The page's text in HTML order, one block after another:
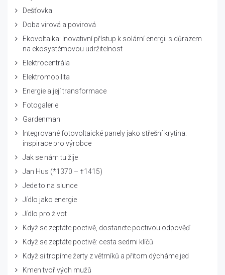
Dešťovka
Doba virová a povirová
Ekovoltaika: Inovativní přístup k solární energii s důrazem
na ekosystémovou udržitelnost
Elektrocentrála
Elektromobilita
Energie a její transformace
Fotogalerie
Gardenman
Integrované fotovoltaické panely jako střešní krytina:
inspirace pro výrobce
Jak se nám tu žije
Jan Hus (*1370 – †1415)
Jede to na slunce
Jídlo jako energie
Jídlo pro život
Když se zeptáte poctivě, dostanete poctivou odpověď
Když se zeptáte poctivě: cesta sedmi klíčů
Když si tropíme žerty z větrníků a přitom dýcháme jed
Kmen tvořivých mužů